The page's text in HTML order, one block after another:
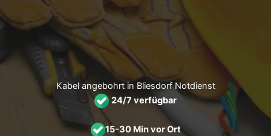
Inhalt
Kabel angebohrt in Bliesdorf Notdienst
24/7 verfügbar
15-30 Min vor Ort